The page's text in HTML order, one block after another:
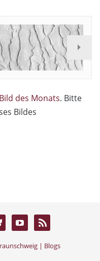
Bild des Monats. Bitte
Bildes
| Blogs